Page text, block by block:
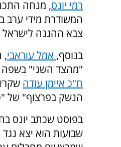
רמי יונס, מנחה
המשודרת מידי ערב
צבא ההגנה
בנוסף, אמל עוראבי,
"מהצד השני"
ח"כ איימן עודה
הנשק בפרצוף" של
בפוסט שכתב יונס
שבועות הוא יצא